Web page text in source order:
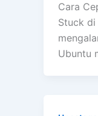
Cara
Stuck di
Ubuntu